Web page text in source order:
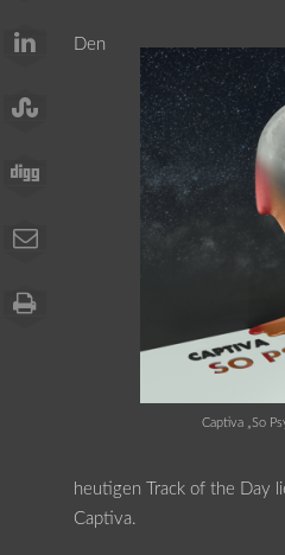
Captiva „So
Den
heutigen Track of the Day
Captiva.